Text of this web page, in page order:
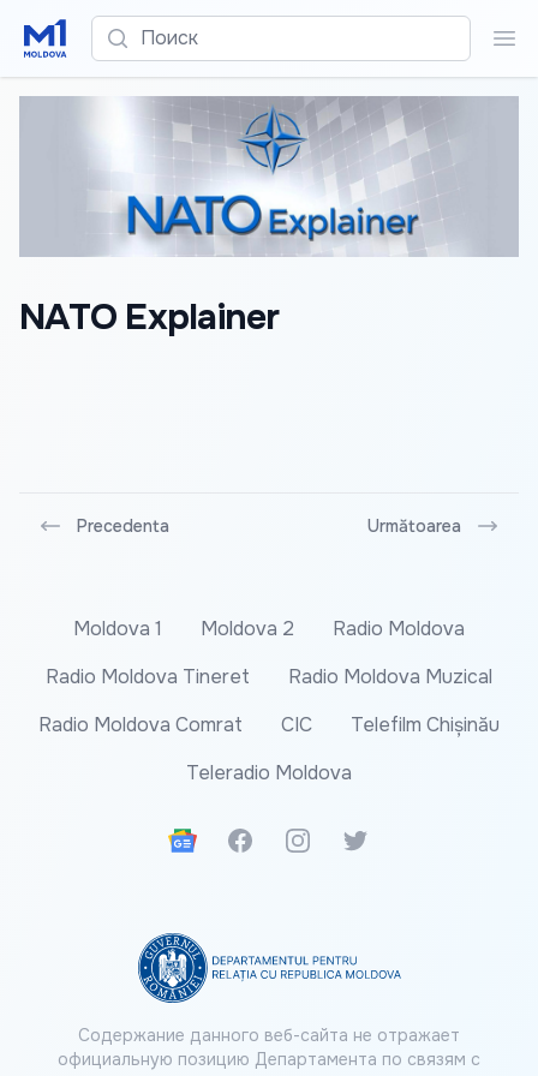
Поиск
NATO Explainer
Precedenta Următoarea
Moldova 1 Moldova 2
Radio Moldova
Radio Moldova Tineret
Radio Moldova Muzical
Radio Moldova Comrat
CIC
Telefilm Chișinău
Teleradio Moldova
Google News
FacebookInstagramTwitter
Содержание данного веб-сайта не отражает
официальную позицию Департамента по связям с